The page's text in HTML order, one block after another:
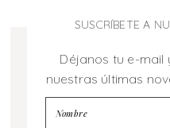
SUSCRÍBETE A
Déjanos tu e-mail
nuestras últimas